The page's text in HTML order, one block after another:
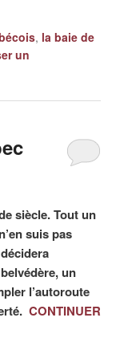
, la baie de
un
siècle. Tout un
suis pas
un
l’autoroute
CONTINUER